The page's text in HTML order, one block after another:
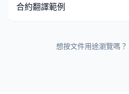
合約翻譯範例
想按文件用途瀏覽嗎？